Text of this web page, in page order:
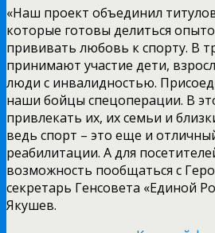
«Наш проект объединил
которые готовы делиться
прививать любовь к спорту. В
принимают участие дети,
люди с инвалидностью.
наши бойцы спецоперации. В
привлекать их, их семьи и
ведь спорт – это еще и
реабилитации. А для
возможность пообщаться с
секретарь Генсовета «Единой
Якушев.